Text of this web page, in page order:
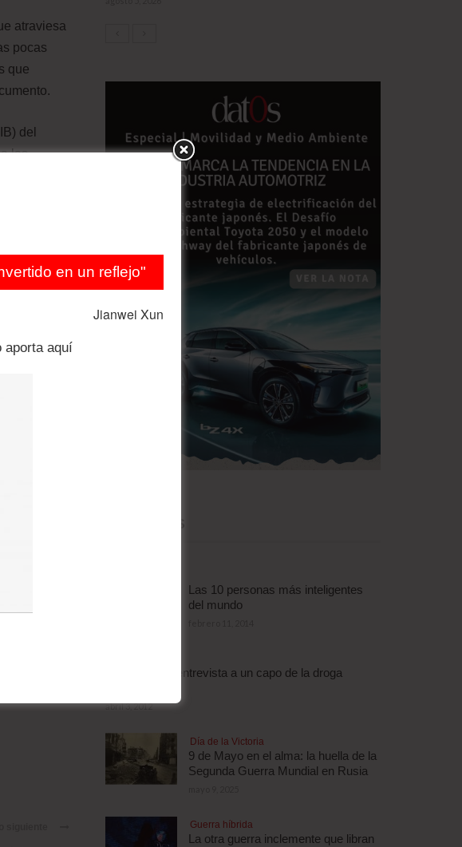
atraviesa
pocas
que
del
las
el
la
al mínimo
Las 10 personas más inteligentes
del mundo
Escalofriante entrevista a un capo de la droga
abril 3, 2012
Día de la Victoria
9 de Mayo en el alma: la huella de la
Segunda Guerra Mundial en Rusia
Guerra híbrida
La otra guerra inclemente que libran
en un reflejo"
Jianwei Xun
aporta aquí